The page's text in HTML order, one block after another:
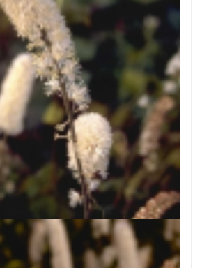
Zilverkaars
simplex 'White Pearl'